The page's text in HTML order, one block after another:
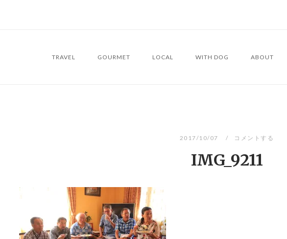
TRAVEL GOURMET LOCAL WITH DOG ABOUT
2017/10/07 コメントする
IMG_9211